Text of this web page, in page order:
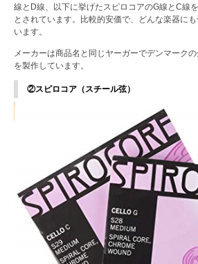
線とD線、以下に挙げたスピロコアのG線とC線
とされています。比較的安価で、どんな楽器に
います。
メーカーは商品名と同じヤーガーでデンマーク
を製作しています。
②スピロコア（スチール弦）